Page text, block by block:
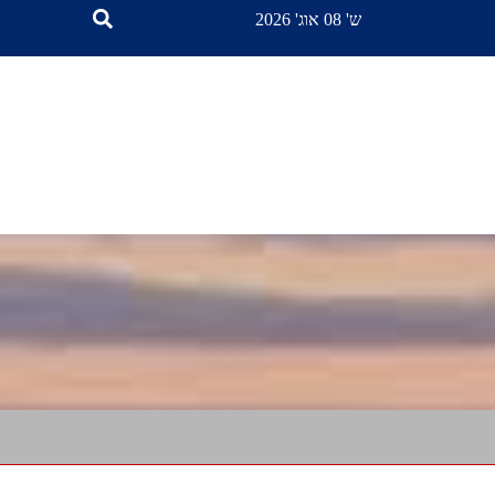
ש' 08 אוג' 2026